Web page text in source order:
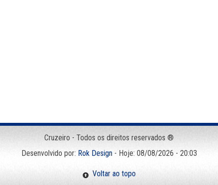
Cruzeiro - Todos os direitos reservados ®
Desenvolvido por: Rok Design- Hoje: 08/08/2026 - 20:03
Voltar ao topo